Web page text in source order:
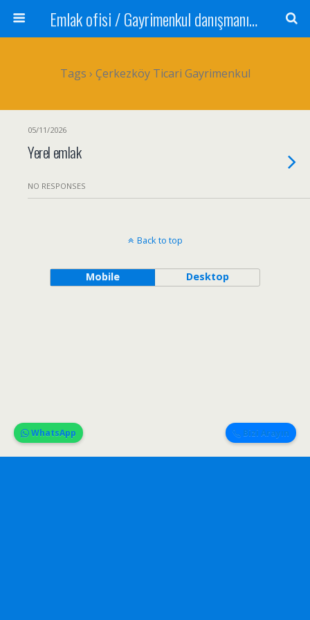
Emlak ofisi / Gayrimenkul danışmanı Satılık daire / Kiralık daire Satılık arsa / Tarla Satılık dükkan / Mağaza Devren satılık işyeri Depo ve antrepo Yatırım: Yatırımlık arsa
Tags › Çerkezköy Ticari Gayrimenkul
05/11/2026
Yerel emlak
NO RESPONSES
Back to top
Mobile Desktop
Bizi Arayın
WhatsApp